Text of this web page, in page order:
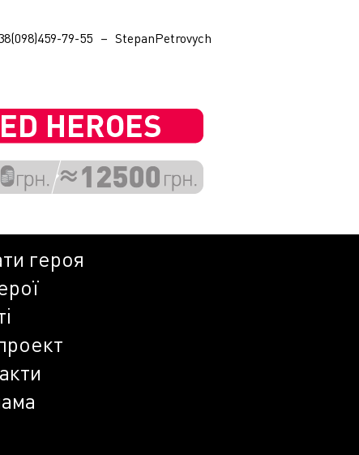
79-55 – StepanPetrovych
героя